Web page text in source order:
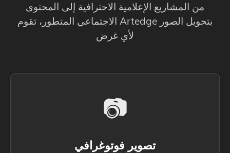
من المشاريع الإعلامية الاحترافية إلى المحتوى
الاجتماعي المتطور، تقوم Artedge بتحويل الصور
لأي غرض
📷
تصوير فوتوغرافي